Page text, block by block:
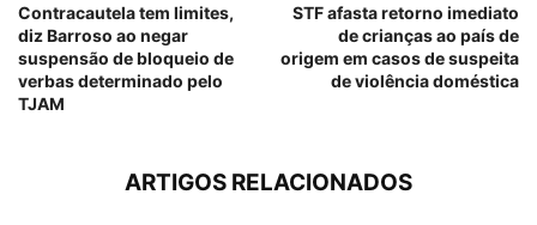
Contracautela tem limites,
diz Barroso ao negar
suspensão de bloqueio de
verbas determinado pelo
TJAM
STF afasta retorno imediato
de crianças ao país de
origem em casos de suspeita
de violência doméstica
ARTIGOS RELACIONADOS